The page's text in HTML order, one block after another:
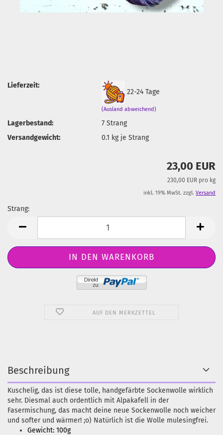
Lieferzeit:
22-24 Tage
(Ausland abweichend)
Lagerbestand: 7Strang
Versandgewicht:
0.1 kg je Strang
23,00 EUR
230,00 EUR pro kg
inkl. 19% MwSt. zzgl. Versand
Strang:
AUF DEN MERKZETTEL
Beschreibung
Kuschelig, das ist diese tolle, handgefärbte Sockenwolle wirklich
sehr. Diesmal auch ordentlich mit Alpakafell in der
Fasermischung, das macht deine neue Sockenwolle noch weicher
und softer und wärmer! ;o) Natürlich ist die Wolle mulesingfrei.
Gewicht: 100g